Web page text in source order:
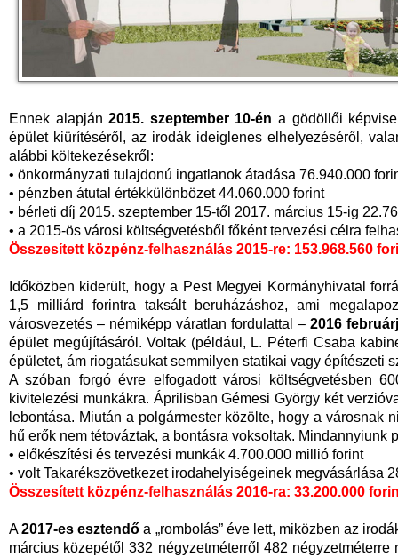
Ennek alapján2015. szeptember 10-én a gödöllői
épület kiürítéséről, az irodák ideiglenes elhelyezéséről,
alábbi költekezésekről:
• önkormányzati tulajdonú ingatlanok átadása 76.940.000
• pénzben átutal értékkülönbözet 44.060.000 forint
• bérleti díj 2015. szeptember 15-től 2017. március 15-ig
• a 2015-ös városi költségvetésből főként tervezési célra
Összesített közpénz-felhasználás 2015-re: 153.968.560
Időközben kiderült, hogy a Pest Megyei Kormányhivatal
1,5 milliárd forintra taksált beruházáshoz, ami
városvezetés – némiképp váratlan fordulattal – 2016
épület megújításáról. Voltak (például, L. Péterfi Csaba
épületet, ám riogatásukat semmilyen statikai vagy építészeti
A szóban forgó évre elfogadott városi költségvetésben
kivitelezési munkákra. Áprilisban Gémesi György két
lebontása. Miután a polgármester közölte, hogy a városnak
hű erők nem tétováztak, a bontásra voksoltak. Mindannyiunk
• előkészítési és tervezési munkák 4.700.000 millió forint
• volt Takarékszövetkezet irodahelyiségeinek megvásárlása
Összesített közpénz-felhasználás 2016-ra: 33.200.000
A2017-es esztendő a „rombolás” éve lett, miközben az
március közepétől 332 négyzetméterről 482